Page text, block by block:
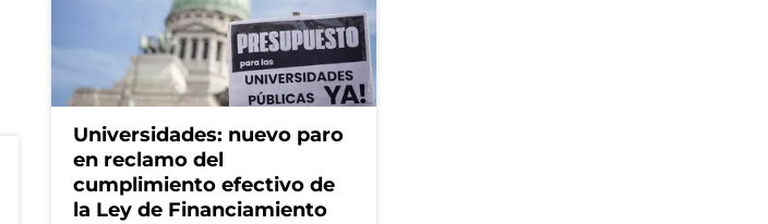
Universidades: nuevo paro
en reclamo del
cumplimiento efectivo de
la Ley de Financiamiento